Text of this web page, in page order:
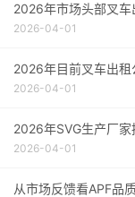
2026年市场头部叉
2026-04-01
2026年目前叉车出租
2026-04-01
2026年SVG生产厂
2026-04-01
从市场反馈看APF品